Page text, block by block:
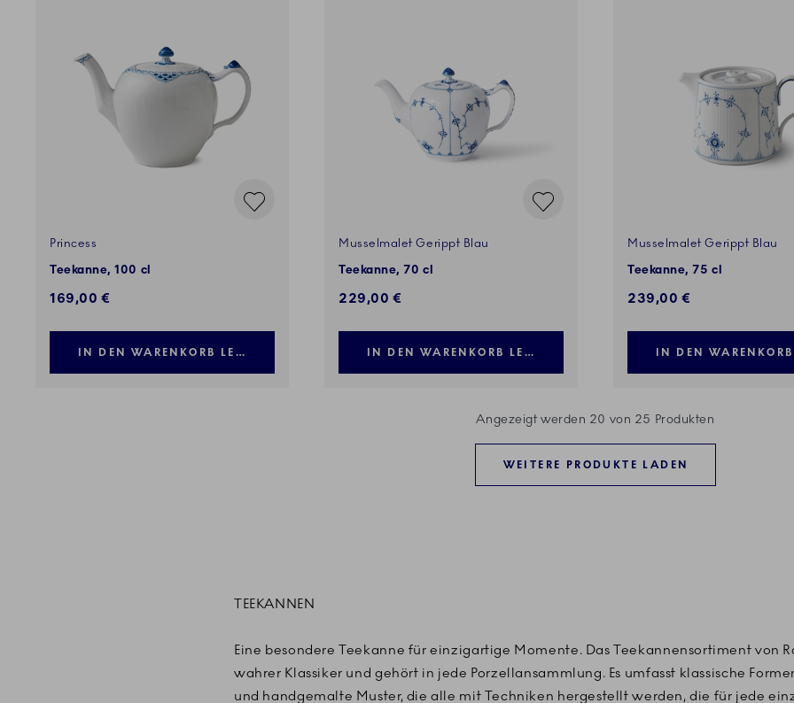
Princess
Teekanne, 100 cl
169,00 €
IN DEN WARENKORB LEGEN
Musselmalet Gerippt Blau
Teekanne, 70 cl
229,00 €
IN DEN WARENKORB LEGEN
Musselmalet Gerippt Blau
Teekanne, 75 cl
239,00 €
IN DEN
Angezeigt werden 20 von 25 Produkten
WEITERE PRODUKTE LADEN
TEEKANNEN
Eine besondere Teekanne für einzigartige Momente. Das Teekannensortiment von
wahrer Klassiker und gehört in jede Porzellansammlung. Es umfasst klassische
und handgemalte Muster, die alle mit Techniken hergestellt werden, die für jede